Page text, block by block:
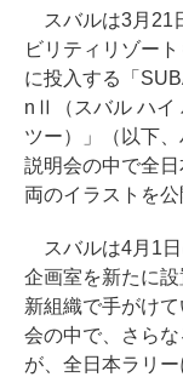
スバルは3月21
ビリティリゾー
に投入する「
nⅡ（スバル ハイ
ツー）」（以下
説明会の中で全
両のイラストを公
スバルは4月1日
企画室を新たに
新組織で手がけ
会の中で、さら
が、全日本ラリ